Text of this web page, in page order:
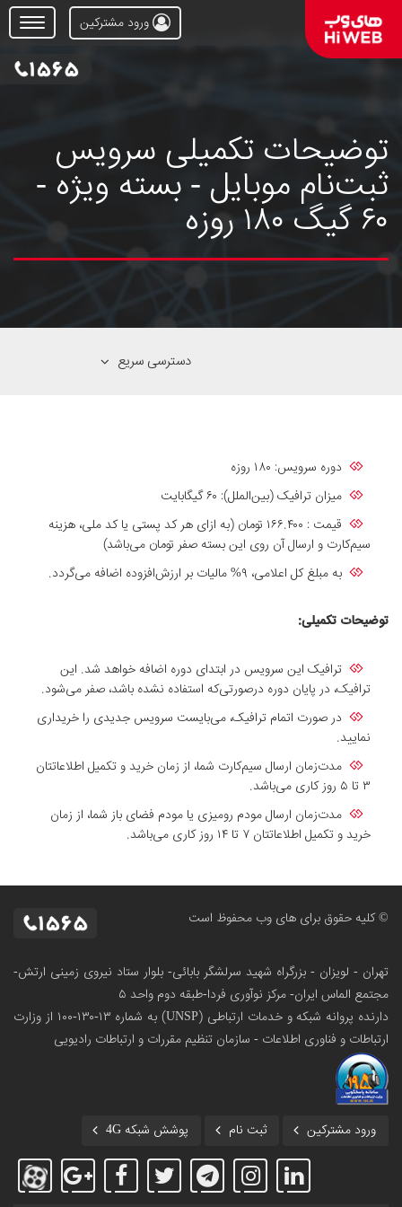
Open
Menu
ورود مشترکین
توضیحات تکمیلی سرویس
ثبت‌نام موبایل - بسته ویژه -
۶۰ گیگ ۱۸۰ روزه
دسترسی سریع
دوره سرویس: ۱۸۰ روزه
میزان ترافیک (بین‌الملل): ۶۰ گیگابایت
قیمت : ۱۶۶.۴۰۰ تومان (به ازای هر کد پستی یا کد ملی، هزینه
سیم‌کارت و ارسال آن روی این بسته صفر تومان می‌باشد)
به مبلغ کل اعلامی، ۹% مالیات بر ارزش‌افزوده اضافه می‌گردد.
توضیحات تکمیلی:
ترافیک این سرویس در ابتدای دوره اضافه خواهد شد. این
ترافیک، در پایان دوره درصورتی‌که استفاده‌ نشده باشد، صفر می‌شود.
در صورت اتمام ترافیک، می‌بایست سرویس جدیدی را خریداری
نمایید.
مدت‌زمان ارسال سیم‌کارت شما، از زمان خرید و تکمیل اطلاعاتتان
۳ تا ۵ روز کاری می‌باشد.
مدت‌زمان ارسال مودم رومیزی یا مودم فضای باز شما، از زمان
خرید و تکمیل اطلاعاتتان ۷ تا ۱۴ روز کاری می‌باشد.
© کلیه حقوق برای های وب محفوظ است
تهران - لویزان - بزرگراه شهید سرلشگر بابائی- بلوار ستاد نیروی زمینی ارتش-
مجتمع الماس ایران- مرکز نوآوری فردا-طبقه دوم واحد ۵
دارنده پروانه شبکه و خدمات ارتباطی (UNSP) به شماره ۱۳-۱۳۰-۱۰۰
از وزارت
ارتباطات و فناوری اطلاعات - سازمان تنظیم مقررات و ارتباطات رادیویی
ورود مشترکین ثبت نام پوشش شبکه 4G